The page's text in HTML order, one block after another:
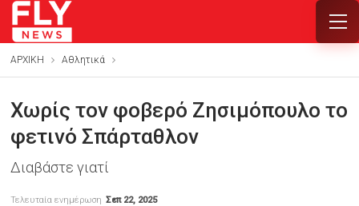
ΑΡΧΙΚΗ Αθλητικά
Χωρίς τον φοβερό Ζησιμόπουλο το
φετινό Σπάρταθλον
Διαβάστε γιατί
Τελευταία ενημέρωση Σεπ 22, 2025